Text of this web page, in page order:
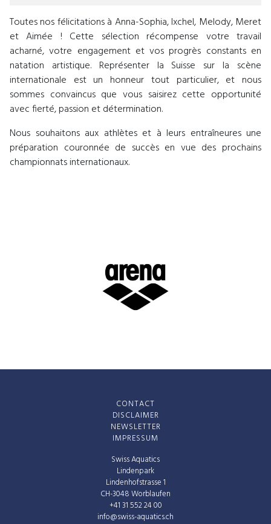
Toutes nos félicitations à Anna-Sophia, Ixchel, Melody, Meret
et Aimée ! Cette sélection récompense votre travail
acharné, votre engagement et vos progrès constants en
natation artistique. Représenter la Suisse sur la scène
internationale est un honneur tout particulier, et nous
sommes convaincus que vous saisirez cette opportunité
avec fierté, passion et détermination.
Nous souhaitons aux athlètes et à leurs entraîneures une
préparation couronnée de succès en vue des prochains
championnats internationaux.
Swiss Aquatics
Lindenpark
Lindenhofstrasse 1
CH-3048 Worblaufen
+41 31 552 24 00
info@swiss-aquatics.ch
CONTACT
DISCLAIMER
NEWSLETTER
IMPRESSUM